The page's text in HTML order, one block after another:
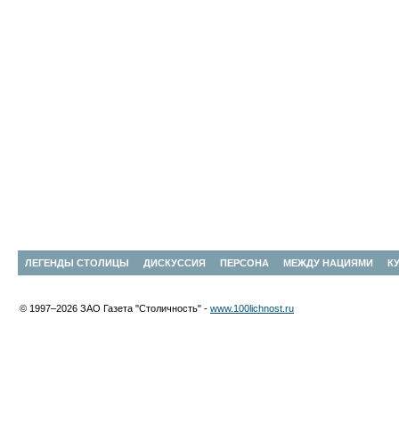
ЛЕГЕНДЫ СТОЛИЦЫ ДИСКУССИЯ ПЕРСОНА МЕЖДУ НАЦИЯМИ
© 1997–2026 ЗАО Газета "Столичность" - www.100lichnost.ru